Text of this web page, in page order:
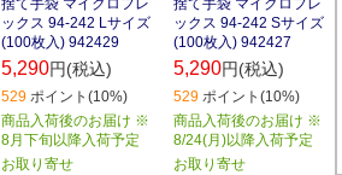
捨て手袋 マイクロフレ
ックス 94-242 Lサイズ
(100枚入) 942429
5,290円(税込)
529 ポイント(10%)
商品入荷後のお届け ※
8月下旬以降入荷予定
お取り寄せ
捨て手袋 マイクロフレ
ックス 94-242 Sサイズ
(100枚入) 942427
5,290円(税込)
529 ポイント(10%)
商品入荷後のお届け ※
8/24(月)以降入荷予定
お取り寄せ